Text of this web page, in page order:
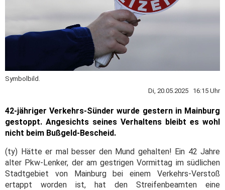
Symbolbild.
Di, 20.05.2025 16:15 Uhr
42-jähriger Verkehrs-Sünder wurde gestern in Mainburg
gestoppt. Angesichts seines Verhaltens bleibt es wohl
nicht beim Bußgeld-Bescheid.
(ty) Hätte er mal besser den Mund gehalten! Ein 42 Jahre
alter Pkw-Lenker, der am gestrigen Vormittag im südlichen
Stadtgebiet von Mainburg bei einem Verkehrs-Verstoß
ertappt worden ist, hat den Streifenbeamten eine